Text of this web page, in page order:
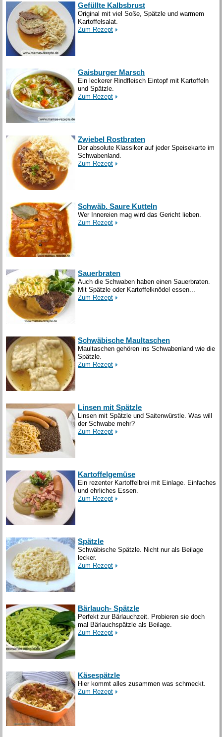
Gefüllte Kalbsbrust
Original mit viel Soße, Spätzle und warmem
Kartoffelsalat.
Zum Rezept
Gaisburger Marsch
Ein leckerer Rindfleisch Eintopf mit Kartoffeln
und Spätzle.
Zum Rezept
Zwiebel Rostbraten
Der absolute Klassiker auf jeder Speisekarte im
Schwabenland.
Zum Rezept
Schwäb. Saure Kutteln
Wer Innereien mag wird das Gericht lieben.
Zum Rezept
Sauerbraten
Auch die Schwaben haben einen Sauerbraten.
Mit Spätzle oder Kartoffelknödel essen...
Zum Rezept
Schwäbische Maultaschen
Maultaschen gehören ins Schwabenland wie die
Spätzle.
Zum Rezept
Linsen mit Spätzle
Linsen mit Spätzle und Saitenwürstle. Was will
der Schwabe mehr?
Zum Rezept
Kartoffelgemüse
Ein rezenter Kartoffelbrei mit Einlage. Einfaches
und ehrliches Essen.
Zum Rezept
Spätzle
Schwäbische Spätzle. Nicht nur als Beilage
lecker.
Zum Rezept
Bärlauch- Spätzle
Perfekt zur Bärlauchzeit. Probieren sie doch
mal Bärlauchspätzle als Beilage.
Zum Rezept
Käsespätzle
Hier kommt alles zusammen was schmeckt.
Zum Rezept